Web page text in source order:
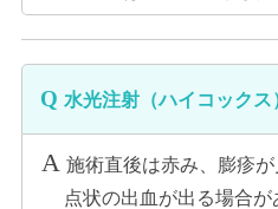
水光注射（ハイコック
施術直後は赤み、膨疹
点状の出血が出る場合